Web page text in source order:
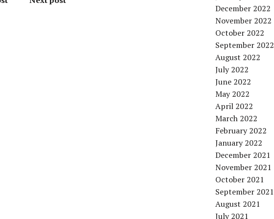
December 2022
November 2022
October 2022
September 2022
August 2022
July 2022
June 2022
May 2022
April 2022
March 2022
February 2022
January 2022
December 2021
November 2021
October 2021
September 2021
August 2021
July 2021